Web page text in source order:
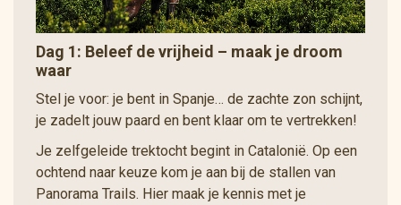
Dag 1: Beleef de vrijheid – maak je droom
waar
Stel je voor: je bent in Spanje… de zachte zon schijnt,
je zadelt jouw paard en bent klaar om te vertrekken!
Je zelfgeleide trektocht begint in Catalonië. Op een
ochtend naar keuze kom je aan bij de stallen van
Panorama Trails. Hier maak je kennis met je